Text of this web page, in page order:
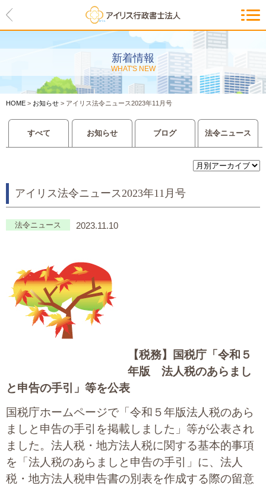
新着情報
WHAT'S NEW
HOME > お知らせ > アイリス法令ニュース2023年11月号
すべて お知らせ ブログ 法令ニュース
アイリス法令ニュース2023年11月号
法令ニュース 2023.11.10
【税務】
国税庁「令和５
年版 法人税のあらまし
と申告の手引」等を公表
国税庁ホームページで「令和５年版法人税のあら
ましと申告の手引を掲載しました」等が公表され
ました。法人税・地方法人税に関する基本的事項
を「法人税のあらましと申告の手引」に、法人
税・地方法人税申告書の別表を作成する際の留意
HOME
アイリスの紹介
代表ご挨拶・経営理念・アイリス
のお約束
会社概要・アクセスマップ
サービス一覧
入管等外国人各種手続き
建設業許可申請
実績一覧
よくあるご質問
採用情報・パートナー募集
新着情報